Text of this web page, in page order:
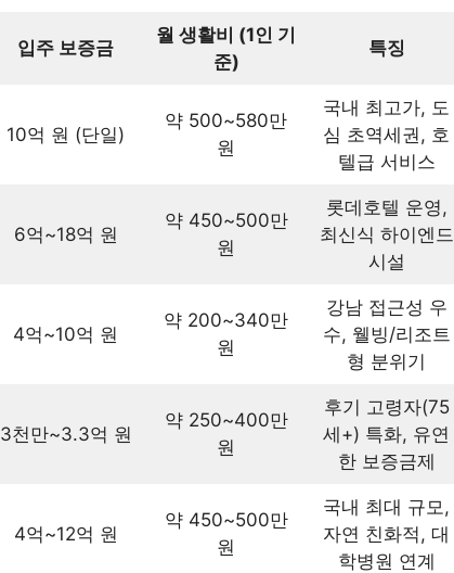
입주 보증금
월 생활비 (1인 기
준)
특징
10억 원 (단일)
약 500~580만
원
국내 최고가, 도
심 초역세권, 호
텔급 서비스
6억~18억 원
약 450~500만
원
롯데호텔 운영,
최신식 하이엔드
시설
4억~10억 원
약 200~340만
원
강남 접근성 우
수, 웰빙/리조트
형 분위기
3천만~3.3억 원
약 250~400만
원
후기 고령자(75
세+) 특화, 유연
한 보증금제
4억~12억 원
약 450~500만
원
국내 최대 규모,
자연 친화적, 대
학병원 연계